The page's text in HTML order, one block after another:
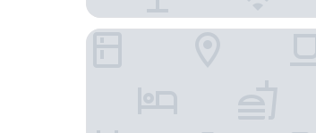
2 Person Holiday Park Home in Nexo